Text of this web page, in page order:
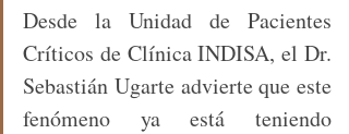
Desde la Unidad de Pacientes
Críticos de Clínica INDISA, el Dr.
Sebastián Ugarte advierte que este
fenómeno ya está teniendo